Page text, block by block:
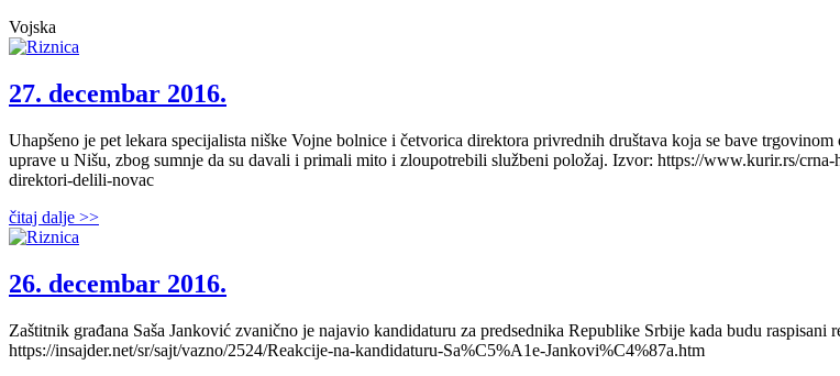
Vojska
27. decembar 2016.
Uhapšeno je pet lekara specijalista niške Vojne bolnice i četvorica direktora privrednih društava koja se bave
uprave u Nišu, zbog sumnje da su davali i primali mito i zloupotrebili službeni položaj. Izvor: https://www.kurir.rs/
direktori-delili-novac
čitaj dalje >>
26. decembar 2016.
Zaštitnik građana Saša Janković zvanično je najavio kandidaturu za predsednika Republike Srbije kada budu
https://insajder.net/sr/sajt/vazno/2524/Reakcije-na-kandidaturu-Sa%C5%A1e-Jankovi%C4%87a.htm